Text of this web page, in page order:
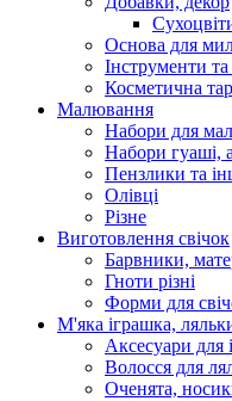
Основа для
Інструменти та
Косметична
Малювання
Набори для
Набори гуаші,
Пензлики та
Олівці
Різне
Виготовлення свічок
Барвники,
Гноти різні
Форми для
М'яка іграшка,
Аксесуари для
Волосся для
Оченята,